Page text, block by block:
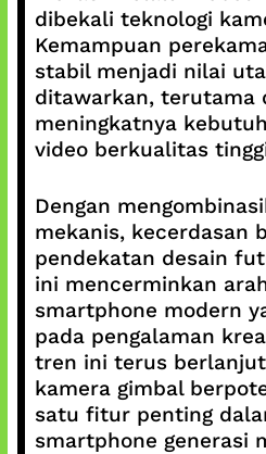
dibekali teknologi
Kemampuan
stabil menjadi nilai
ditawarkan, terutama
meningkatnya
video berkualitas
Dengan
mekanis, kecerdasan
pendekatan desain
ini mencerminkan
smartphone modern
pada pengalaman
tren ini terus
kamera gimbal
satu fitur penting
smartphone generasi